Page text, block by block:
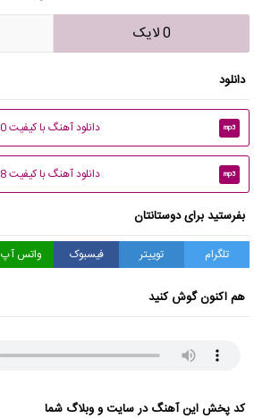
0 لایک
دانلود
mp3 دانلود آهنگ با کیفیت 320
mp3 دانلود آهنگ با کیفیت 128
بفرستید برای دوستانتان
تلگرام توییتر فیسبوک واتس آپ
هم اکنون گوش کنید
کد پخش این آهنگ در سایت و وبلاگ شما